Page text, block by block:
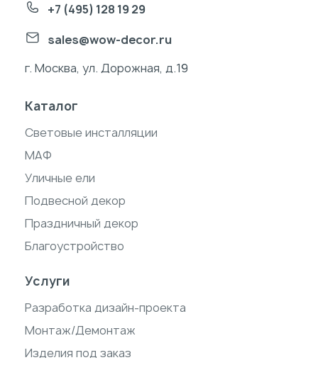
+7 (495) 128 19 29
sales@wow-decor.ru
г. Москва, ул. Дорожная, д.19
Каталог
Световые инсталляции
МАФ
Уличные ели
Подвесной декор
Праздничный декор
Благоустройство
Услуги
Разработка дизайн-проекта
Монтаж/Демонтаж
Изделия под заказ